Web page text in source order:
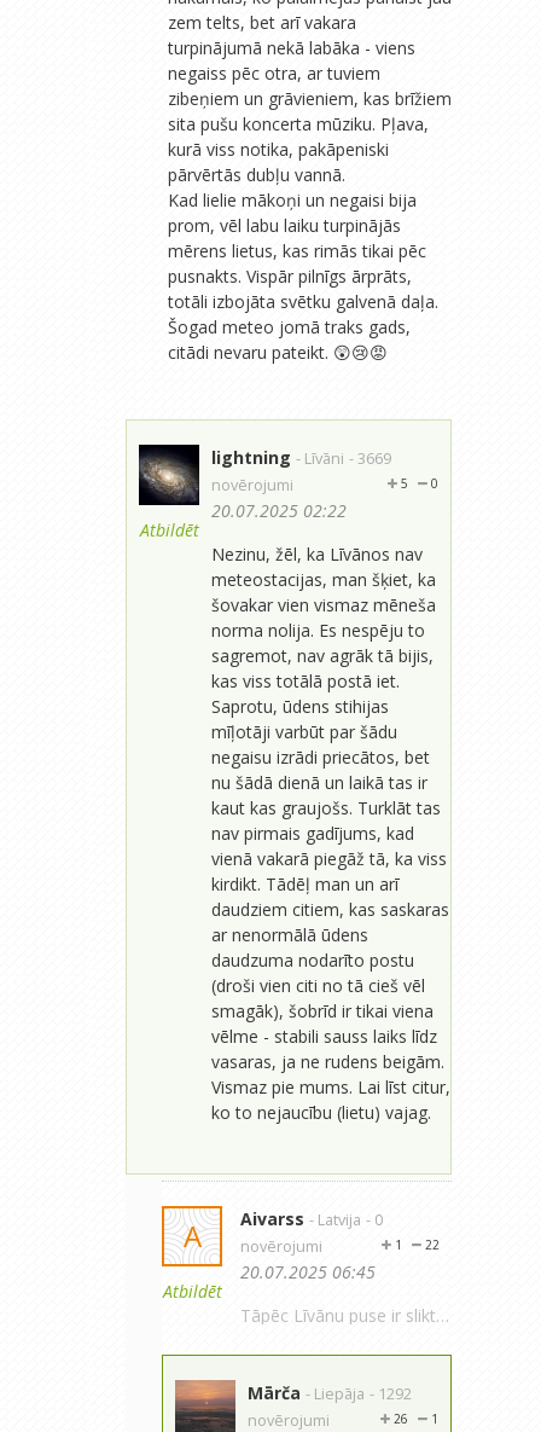
zem telts, bet arī vakara
turpinājumā nekā labāka - viens
negaiss pēc otra, ar tuviem
zibeņiem un grāvieniem, kas brīžiem
sita pušu koncerta mūziku. Pļava,
kurā viss notika, pakāpeniski
pārvērtās dubļu vannā.
Kad lielie mākoņi un negaisi bija
prom, vēl labu laiku turpinājās
mērens lietus, kas rimās tikai pēc
pusnakts. Vispār pilnīgs ārprāts,
totāli izbojāta svētku galvenā daļa.
Šogad meteo jomā traks gads,
citādi nevaru pateikt. 😲😢😡
Atbildēt
lightning - Līvāni - 3669
novērojumi
0
5
20.07.2025 02:22
Nezinu, žēl, ka Līvānos nav
meteostacijas, man šķiet, ka
šovakar vien vismaz mēneša
norma nolija. Es nespēju to
sagremot, nav agrāk tā bijis,
kas viss totālā postā iet.
Saprotu, ūdens stihijas
mīļotāji varbūt par šādu
negaisu izrādi priecātos, bet
nu šādā dienā un laikā tas ir
kaut kas graujošs. Turklāt tas
nav pirmais gadījums, kad
vienā vakarā piegāž tā, ka viss
kirdikt. Tādēļ man un arī
daudziem citiem, kas saskaras
ar nenormālā ūdens
daudzuma nodarīto postu
(droši vien citi no tā cieš vēl
smagāk), šobrīd ir tikai viena
vēlme - stabili sauss laiks līdz
vasaras, ja ne rudens beigām.
Vismaz pie mums. Lai līst citur,
ko to nejaucību (lietu) vajag.
A
Atbildēt
Aivarss - Latvija - 0
novērojumi
22
1
20.07.2025 06:45
Tāpēc Līvānu puse ir slikta. Regulārās lietavas tur visai bieži mēdz būt. A es turpinu ik dienu laistīt. Man dzīvē nav nekā cita, kā tikai laistīšana līdz nemaņai. Katru vasaru tā. Tā kā rādās auksts augusts, ceru uz vismaz 200 mm, kaut gan gribētos visus 400-500 mm, bet es jau neesmu Latgalē vai Vidzemē, kuras lietus lutina. Nekādas ražas tāpat nebūs, jo bija aukstākais maijs pēc 1980. gada (nosala vispār viss, kas varēja, arī dienas bija aukstas un bez saules - pat kamenes nelidoja uz ziediem), aukstākais jūnijs pēc 2015., vispār nav bijusi neviena saulaina diena (no rīta līdz vakaram). Attiecīgi lietus vajadzīgs, lai padzirdītu zemi, bet visādi citādi... Ja vēl septembris būs auksts, tad šī vasaras sezona (maijs-septembris) šeit būs aukstākā pēc 1987. Tāda tā klimata pārkaršana...
Mārča - Liepāja - 1292
novērojumi
1
26